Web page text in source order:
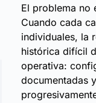
El problema no
Cuando cada
individuales, la
histórica difícil
operativa:
documentadas